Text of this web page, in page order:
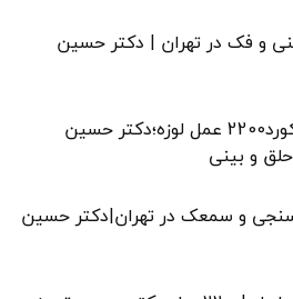
و فک در تهران | دکتر حسین
جراح لوزه کودکان تهران|رکورد2200 عمل لوزه؛دکتر حسین
و بینی
و سمعک در تهران|دکتر حسین